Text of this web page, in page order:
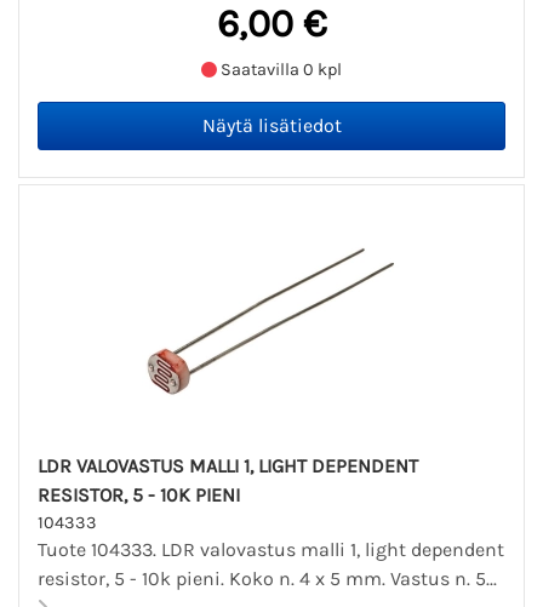
6,00 €
Saatavilla 0 kpl
LDR VALOVASTUS MALLI 1, LIGHT DEPENDENT
RESISTOR, 5 - 10K PIENI
104333
Tuote 104333. LDR valovastus malli 1, light dependent
resistor, 5 - 10k pieni. Koko n. 4 x 5 mm. Vastus n. 5...